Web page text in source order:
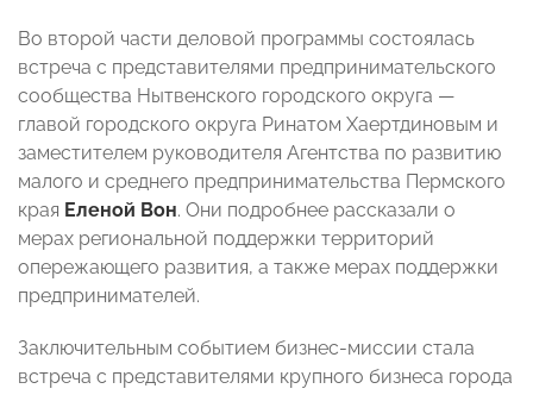
Во второй части деловой программы состоялась
встреча с представителями предпринимательского
сообщества Нытвенского городского округа —
главой городского округа Ринатом Хаертдиновым и
заместителем руководителя Агентства по развитию
малого и среднего предпринимательства Пермского
края Еленой Вон. Они подробнее рассказали о
мерах региональной поддержки территорий
опережающего развития, а также мерах поддержки
предпринимателей.
Заключительным событием бизнес-миссии стала
встреча с представителями крупного бизнеса города